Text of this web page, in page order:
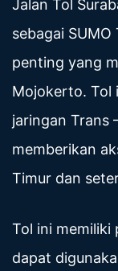
Jalan Tol
sebagai
penting yang
Mojokerto. Tol
jaringan Trans
memberikan
Timur dan
Tol ini memiliki
dapat